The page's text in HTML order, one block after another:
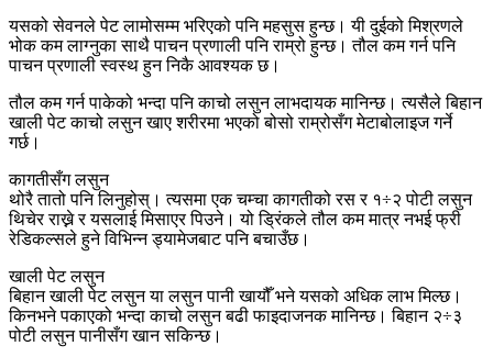
यसको सेवनले पेट लामोसम्म भरिएको पनि महसुस हुन्छ। यी दुईको मिश्रणले
भोक कम लाग्नुका साथै पाचन प्रणाली पनि राम्रो हुन्छ। तौल कम गर्न पनि
पाचन प्रणाली स्वस्थ हुन निकै आवश्यक छ।
तौल कम गर्न पाकेको भन्दा पनि काचो लसुन लाभदायक मानिन्छ। त्यसैले बिहान
खाली पेट काचो लसुन खाए शरीरमा भएको बोसो राम्रोसँग मेटाबोलाइज गर्ने
गर्छ।
कागतीसँग लसुन
थोरै तातो पनि लिनुहोस्। त्यसमा एक चम्चा कागतीको रस र १÷२ पोटी लसुन
थिचेर राख्ने र यसलाई मिसाएर पिउने। यो ड्रिंकले तौल कम मात्र नभई फ्री
रेडिकल्सले हुने विभिन्न ड्यामेजबाट पनि बचाउँछ।
खाली पेट लसुन
बिहान खाली पेट लसुन या लसुन पानी खायौँ भने यसको अधिक लाभ मिल्छ।
किनभने पकाएको भन्दा काचो लसुन बढी फाइदाजनक मानिन्छ। बिहान २÷३
पोटी लसुन पानीसँग खान सकिन्छ।